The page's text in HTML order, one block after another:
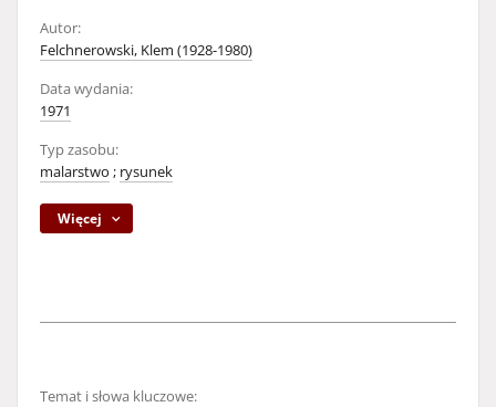
Autor:
Felchnerowski, Klem (1928-1980)
Data wydania:
1971
Typ zasobu:
malarstwo ; rysunek
Więcej
Temat i słowa kluczowe: